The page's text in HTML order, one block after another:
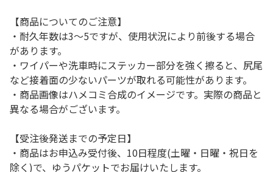
【商品についてのご注意】
・耐久年数は3～5ですが、使用状況により前後する場合
があります。
・ワイパーや洗車時にステッカー部分を強く擦ると、尻尾
など接着面の少ないパーツが取れる可能性があります。
・商品画像はハメコミ合成のイメージです。実際の商品と
異なる場合がございます。
【受注後発送までの予定日】
・商品はお申込み受付後、10日程度(土曜・日曜・祝日を
除く)で、ゆうパケットでお届けいたします。